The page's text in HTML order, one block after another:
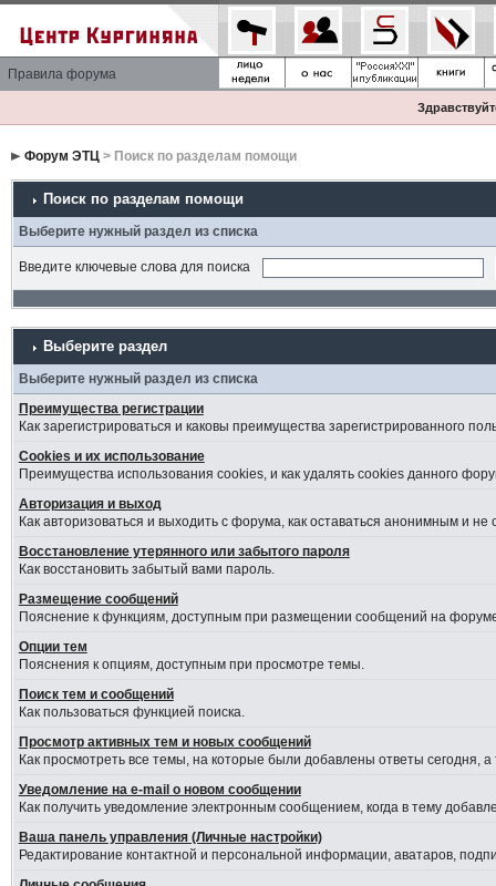
Правила форума
Форум ЭТЦ> Поиск по разделам помощи
Поиск по разделам помощи
Выберите нужный раздел из списка
Введите ключевые слова для поиска
Выберите раздел
Выберите нужный раздел из списка
Преимущества регистрации
Как зарегистрироваться и каковы преимущества зарегистрированного
Cookies и их использование
Преимущества использования cookies, и как удалять cookies данного
Авторизация и выход
Как авторизоваться и выходить с форума, как оставаться анонимным и
Восстановление утерянного или забытого пароля
Как восстановить забытый вами пароль.
Размещение сообщений
Пояснение к функциям, доступным при размещении сообщений на
Опции тем
Пояснения к опциям, доступным при просмотре темы.
Поиск тем и сообщений
Как пользоваться функцией поиска.
Просмотр активных тем и новых сообщений
Как просмотреть все темы, на которые были добавлены ответы сегодня,
Уведомление на е-mail о новом сообщении
Как получить уведомление электронным сообщением, когда в тему
Ваша панель управления (Личные настройки)
Редактирование контактной и персональной информации, аватаров,